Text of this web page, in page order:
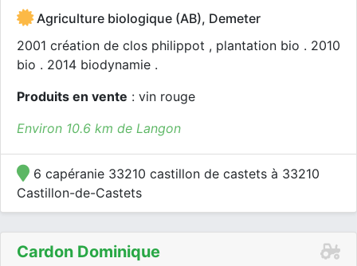
Agriculture biologique (AB), Demeter
2001 création de clos philippot , plantation bio . 2010
bio . 2014 biodynamie .
Produits en vente : vin rouge
Environ 10.6 km de Langon
6 capéranie 33210 castillon de castets à 33210
Castillon-de-Castets
Cardon Dominique